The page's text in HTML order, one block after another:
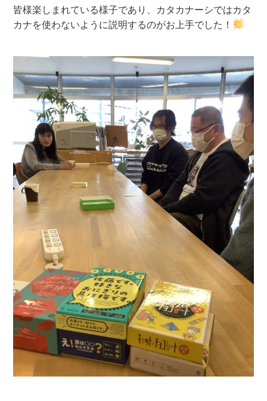
皆様楽しまれている様子であり、カタカナーシではカタ
カナを使わないように説明するのがお上手でした！